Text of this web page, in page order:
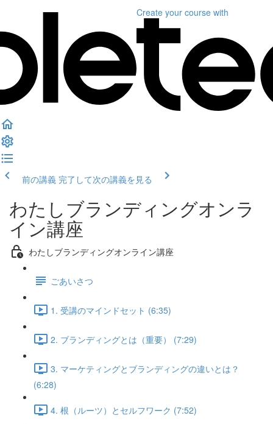
Create your course with
前の講義 完了して次の講義を見る
わたしブランディングオンラ
イン講座
わたしブランディングオンライン講座
ごあいさつ
1. 受講のマインドセット (6:35)
2. ブランディングとは（重要） (7:29)
3. マーケティングとブランディングの違いとは？
(6:28)
4. 根（ルーツ）とセルフワーク (7:52)